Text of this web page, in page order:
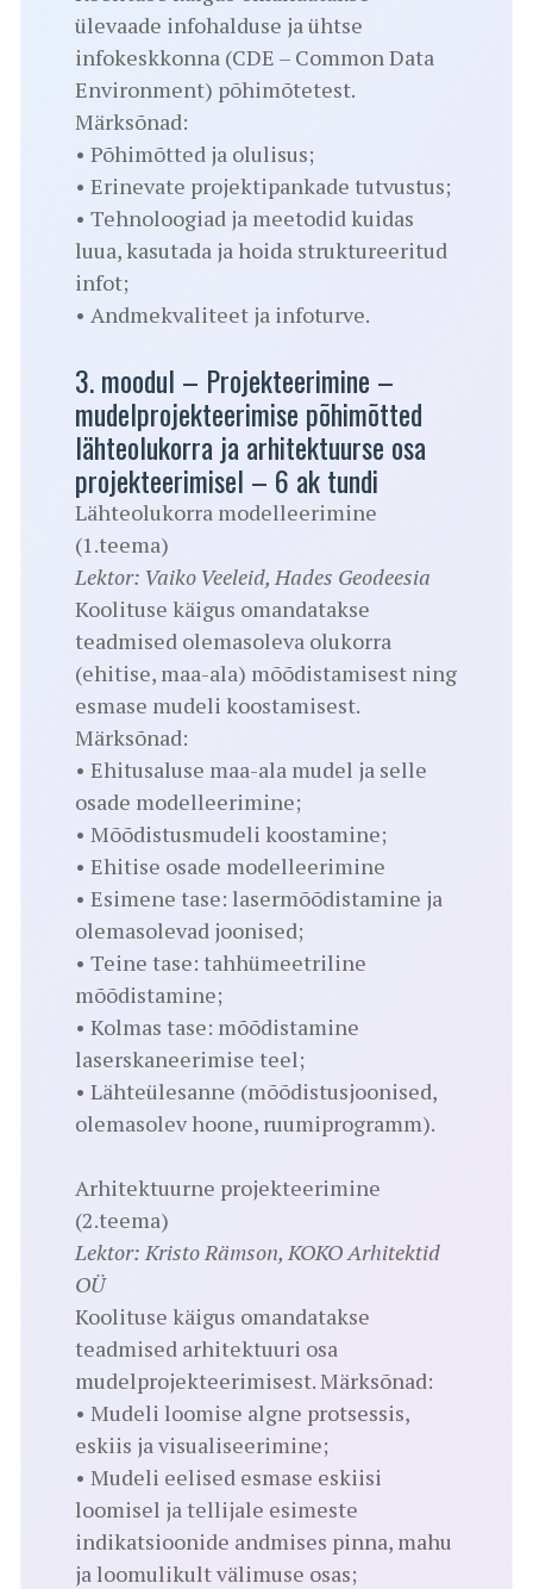
ülevaade infohalduse ja ühtse
infokeskkonna (CDE – Common Data
Environment) põhimõtetest.
Märksõnad:
• Põhimõtted ja olulisus;
• Erinevate projektipankade tutvustus;
• Tehnoloogiad ja meetodid kuidas
luua, kasutada ja hoida struktureeritud
infot;
• Andmekvaliteet ja infoturve.
3. moodul – Projekteerimine –
mudelprojekteerimise põhimõtted
lähteolukorra ja arhitektuurse osa
projekteerimisel – 6 ak tundi
Lähteolukorra modelleerimine
(1.teema)
Lektor: Vaiko Veeleid, Hades Geodeesia
Koolituse käigus omandatakse
teadmised olemasoleva olukorra
(ehitise, maa-ala) mõõdistamisest ning
esmase mudeli koostamisest.
Märksõnad:
• Ehitusaluse maa-ala mudel ja selle
osade modelleerimine;
• Mõõdistusmudeli koostamine;
• Ehitise osade modelleerimine
• Esimene tase: lasermõõdistamine ja
olemasolevad joonised;
• Teine tase: tahhümeetriline
mõõdistamine;
• Kolmas tase: mõõdistamine
laserskaneerimise teel;
• Lähteülesanne (mõõdistusjoonised,
olemasolev hoone, ruumiprogramm).
Arhitektuurne projekteerimine
(2.teema)
Lektor: Kristo Rämson, KOKO Arhitektid
OÜ
Koolituse käigus omandatakse
teadmised arhitektuuri osa
mudelprojekteerimisest. Märksõnad:
• Mudeli loomise algne protsessis,
eskiis ja visualiseerimine;
• Mudeli eelised esmase eskiisi
loomisel ja tellijale esimeste
indikatsioonide andmises pinna, mahu
ja loomulikult välimuse osas;